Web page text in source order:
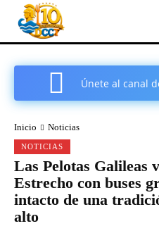
Únete al canal
Inicio Noticias
NOTICIAS
Las Pelotas Galileas
Estrecho con buses
intacto de una
alto